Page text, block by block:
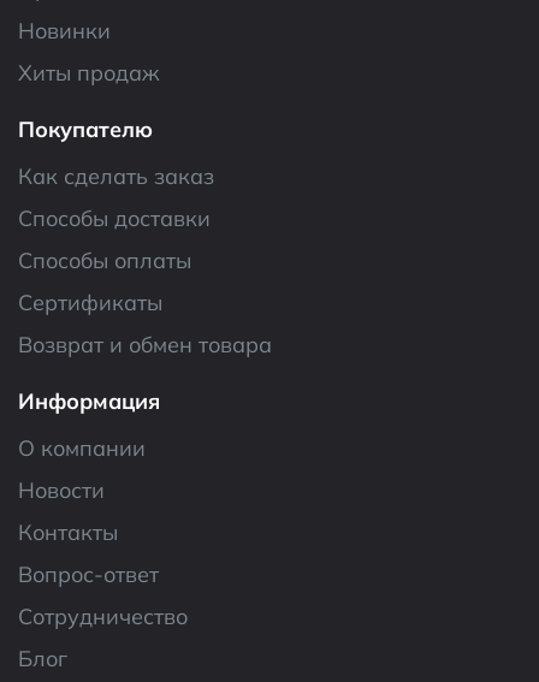
Новинки
Хиты продаж
Покупателю
Как сделать заказ
Способы доставки
Способы оплаты
Сертификаты
Возврат и обмен товара
Информация
О компании
Новости
Контакты
Вопрос-ответ
Сотрудничество
Блог